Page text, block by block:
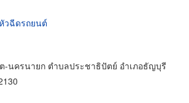
วฉีดรถยนต์
-นครนายก ตำบลประชาธิปัตย์ อำเภอธัญบุรี